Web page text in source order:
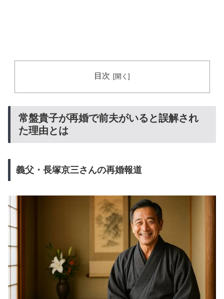
目次
常盤貴子が再婚で前夫がいると誤解され
た理由とは
義父・長塚京三さんの再婚報道